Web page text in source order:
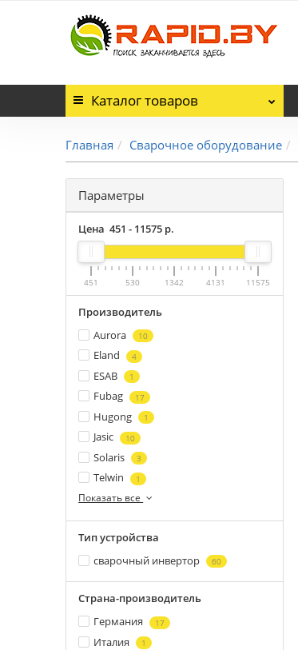
Каталогтоваров
Главная Сварочное оборудование
Параметры
Цена451 - 11575 р.
451 530 1342 4131 11575
Производитель
Aurora
10
Eland 4
ESAB 1
Fubag 17
Hugong 1
Jasic 10
Solaris 3
Telwin 1
Показать все
Тип устройства
сварочный инвертор
60
Страна-производитель
Германия
17
Италия 1